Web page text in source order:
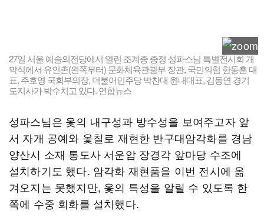
27일 서울 예술의전당에서 열린 조계종 종정 성파스님 특별전시회 개
막식에서 유인촌(왼쪽부터) 문화체육관광부 장관, 국민의힘 한동훈 대
표, 주호영 국회부의장, 더불어민주당 박찬대 원내대표, 김동연 경기
도지사가 박수치고 있다. 연합뉴스
성파스님은 옻의 내구성과 방수성을 보여주고자 앞
서 자개 공예와 옻칠로 재현한 반구대암각화를 경남
양산시 소재 통도사 서운암 장경각 앞마당 수조에
설치하기도 했다. 암각화 재현품을 이번 전시에 옮
겨오지는 못했지만, 옻의 특성을 알릴 수 있도록 한
쪽에 수중 회화를 설치했다.